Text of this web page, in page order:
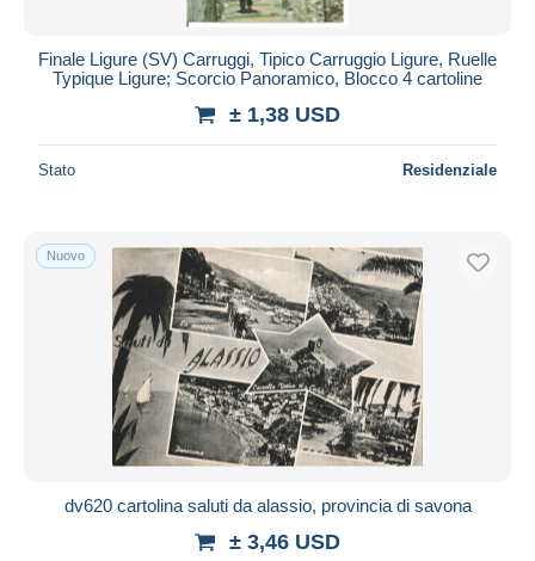
Finale Ligure (SV) Carruggi, Tipico Carruggio Ligure, Ruelle
Typique Ligure; Scorcio Panoramico, Blocco 4 cartoline
± 1,38 USD
Stato Residenziale
Nuovo
dv620 cartolina saluti da alassio, provincia di savona
± 3,46 USD